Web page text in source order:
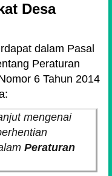
Desa
dalam Pasal
Peraturan
6 Tahun 2014
mengenai
Peraturan